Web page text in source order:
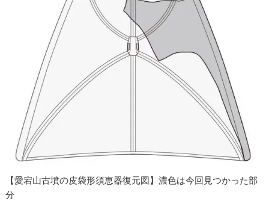
【愛宕山古墳の皮袋形須恵器復元図】濃色は今回見つかった部
分